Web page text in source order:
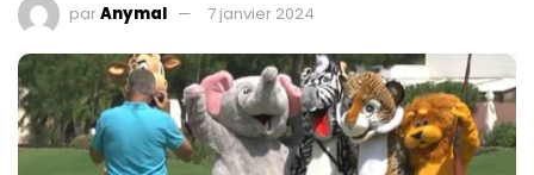
parAnymal 7 janvier 2024